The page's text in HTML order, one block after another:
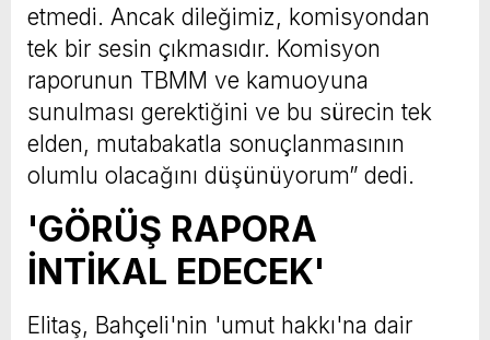
etmedi. Ancak dileğimiz, komisyondan
tek bir sesin çıkmasıdır. Komisyon
raporunun TBMM ve kamuoyuna
sunulması gerektiğini ve bu sürecin tek
elden, mutabakatla sonuçlanmasının
olumlu olacağını düşünüyorum” dedi.
'GÖRÜŞ RAPORA
İNTİKAL EDECEK'
Elitaş, Bahçeli'nin 'umut hakkı'na dair